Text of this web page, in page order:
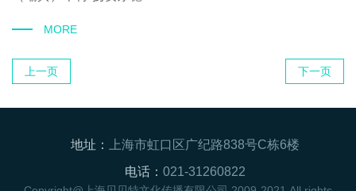
MORE
上一页 下一页
地址：
上海市虹口区广纪路838号C栋6楼
电话： 021-31260822